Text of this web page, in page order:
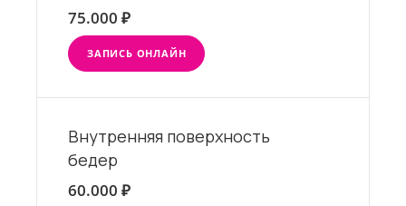
75.000 ₽
ЗАПИСЬ ОНЛАЙН
Внутренняя поверхность
бедер
60.000 ₽